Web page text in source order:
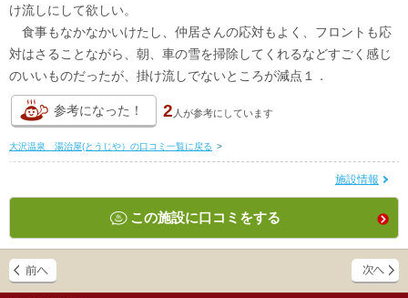
け流しにして欲しい。
食事もなかなかいけたし、仲居さんの応対もよく、フロントも応
対はさることながら、朝、車の雪を掃除してくれるなどすごく感じ
のいいものだったが、掛け流しでないところが減点１．
参考になった！ 2 人が参考にしています
大沢温泉 湯治屋(とうじや）の口コミ一覧に戻る >
施設情報
この施設に口コミをする